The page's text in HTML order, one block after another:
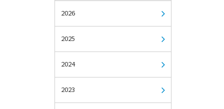
2026
2025
2024
2023